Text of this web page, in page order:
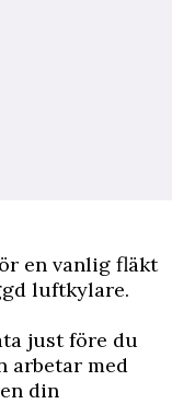
en vanlig fläkt
luftkylare.
just före du
arbetar med
din